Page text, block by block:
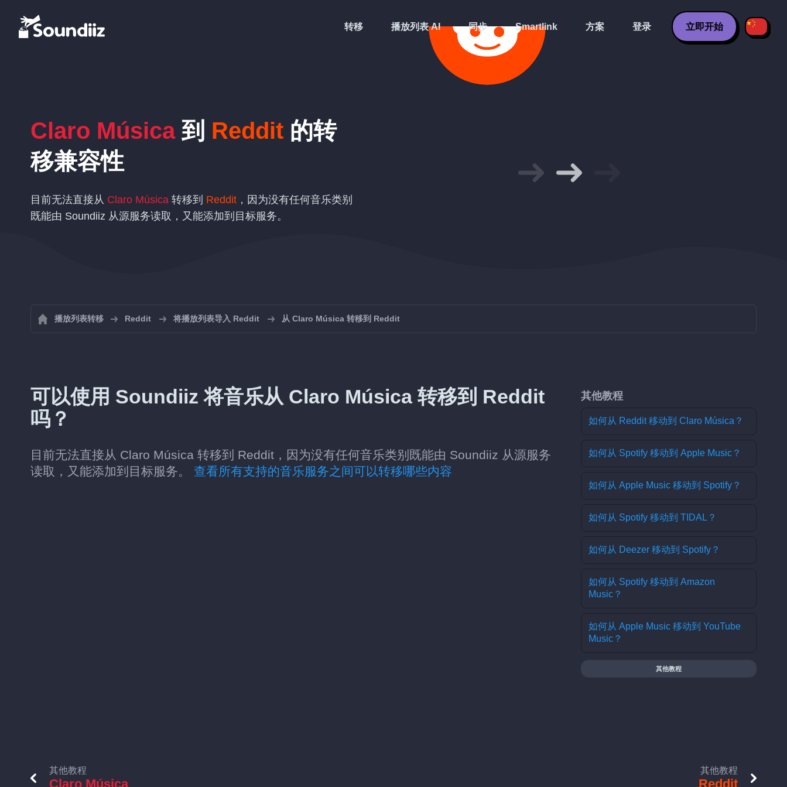
转移 播放列表 AI 同步 Smartlink 方案 登录 立即开始
Claro Música到 Reddit 的转
移兼容性
目前无法直接从 Claro Música 转移到 Reddit ，因为没有任何音乐类别
既能由 Soundiiz 从源服务读取，又能添加到目标服务。
播放列表转移 Reddit 将播放列表导入 Reddit 从 Claro Música 转移到 Reddit
可以使用 Soundiiz 将音乐从 Claro Música 转移到 Reddit
吗？
目前无法直接从 Claro Música 转移到 Reddit，因为没有任何音乐类别既能由 Soundiiz 从源服务
读取，又能添加到目标服务。 查看所有支持的音乐服务之间可以转移哪些内容
其他教程
如何从 Reddit 移动到 Claro Música？
如何从 Spotify 移动到 Apple Music？
如何从 Apple Music 移动到 Spotify？
如何从 Spotify 移动到 TIDAL？
如何从 Deezer 移动到 Spotify？
如何从 Spotify 移动到 Amazon
Music？
如何从 Apple Music 移动到 YouTube
Music？
其他教程
其他教程
Claro Música
其他教程
Reddit